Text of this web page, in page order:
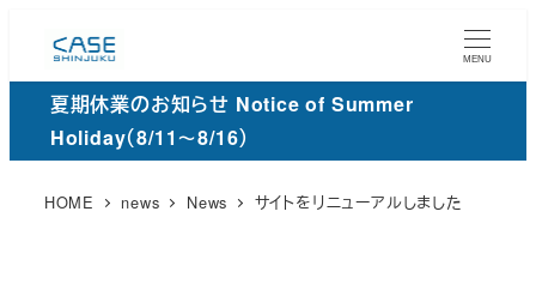
ン
MENU
夏期休業のお知らせ Notice of Summer
Holiday（8/11～8/16）
HOME news News サイトをリニューアルしました